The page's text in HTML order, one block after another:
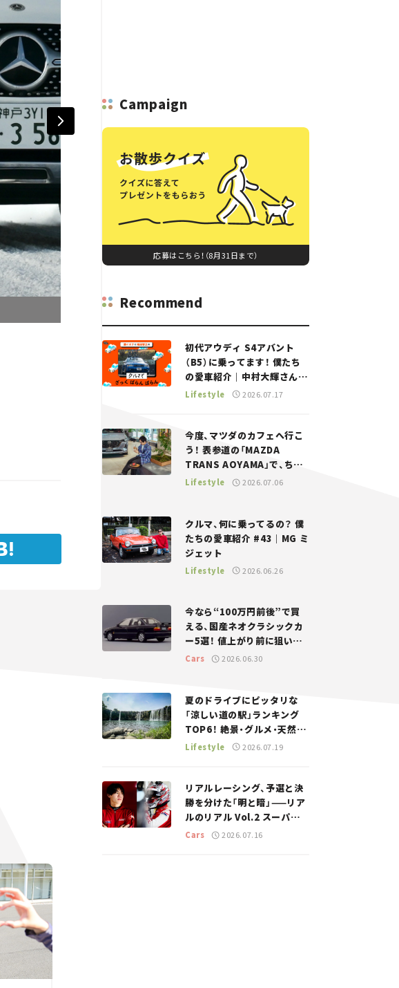
Campaign
応募はこちら！（8月31日まで）
Recommend
初代アウディ S4アバント
（B5）に乗ってます！ 僕たち
の愛車紹介｜中村大輝さん
——瀬イオナと嶋田智之の
Lifestyle 2026.07.17
今度、マツダのカフェへ行こ
う！ 表参道の「MAZDA
TRANS AOYAMA」で、ちょ
っとひと息。——連載｜CCG
Lifestyle 2026.07.06
クルマ、何に乗ってるの？ 僕
たちの愛車紹介 #43｜MG ミ
ジェット
Lifestyle 2026.06.26
今なら“100万円前後”で買
える、国産ネオクラシックカ
ー5選！ 値上がり前に狙いた
い、中古車探しをお手伝い――ち
Cars 2026.06.30
夏のドライブにピッタリな
「涼しい道の駅」ランキング
TOP6！ 絶景・グルメ・天然ク
ーラーなど、避暑におすすめ
Lifestyle 2026.07.19
リアルレーシング、予選と決
勝を分けた「明と暗」——リア
ルのリアル Vol.2 スーパー
GT 2026開幕戦 岡山国際サ
Cars 2026.07.16